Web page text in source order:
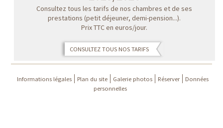
Consultez tous les tarifs de nos chambres et de ses
prestations (petit déjeuner, demi-pension...).
Prix TTC en euros/jour.
CONSULTEZ TOUS NOS TARIFS
Informations légales Plan du site Galerie photos Réserver
Données
personnelles